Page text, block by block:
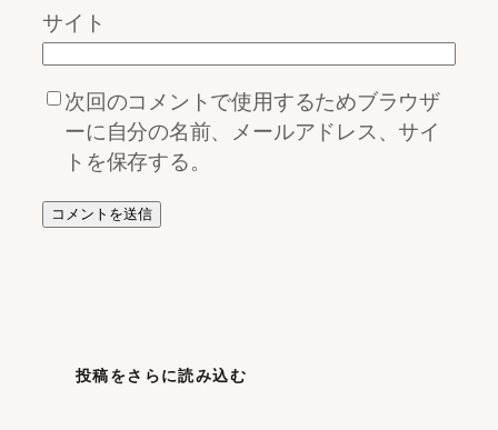
サイト
次回のコメントで使用するためブラウザ
ーに自分の名前、メールアドレス、サイ
トを保存する。
投稿をさらに読み込む